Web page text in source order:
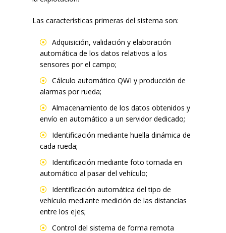
Las características primeras del sistema son:
Adquisición, validación y elaboración
automática de los datos relativos a los
sensores por el campo;
Cálculo automático QWI y producción de
alarmas por rueda;
Almacenamiento de los datos obtenidos y
envío en automático a un servidor dedicado;
Identificación mediante huella dinámica de
cada rueda;
Identificación mediante foto tomada en
automático al pasar del vehículo;
Identificación automática del tipo de
vehículo mediante medición de las distancias
entre los ejes;
Control del sistema de forma remota